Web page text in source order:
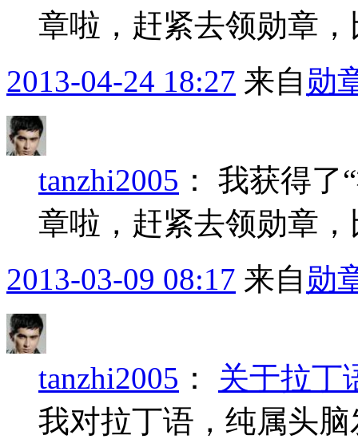
章啦，赶紧去领勋章
2013-04-24 18:27 来自 勋
tanzhi2005 ： 我获得了
章啦，赶紧去领勋章
2013-03-09 08:17 来自 勋
tanzhi2005 ： 关于拉丁
我对拉丁语，纯属头